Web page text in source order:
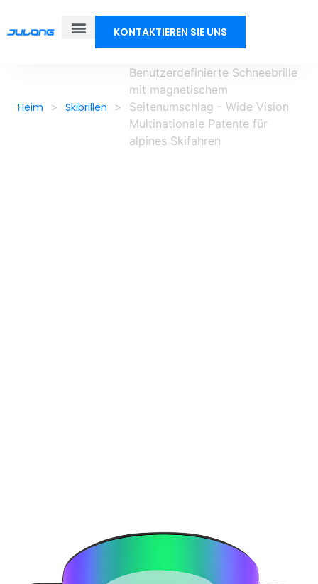
KONTAKTIEREN SIE UNS
Heim > Skibrillen >
Benutzerdefinierte Schneebrille
mit magnetischem
Seitenumschlag - Wide Vision
Multinationale Patente für
alpines Skifahren